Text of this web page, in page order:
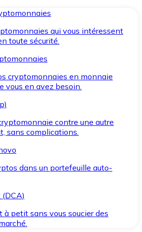
qui vous intéressent
toute sécurité.
cryptomonnaies en monnaie
vous en avez besoin.
contre une autre
sans complications.
dans un portefeuille auto-
à petit sans vous soucier des